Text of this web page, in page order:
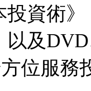
投資術
以及
位服務